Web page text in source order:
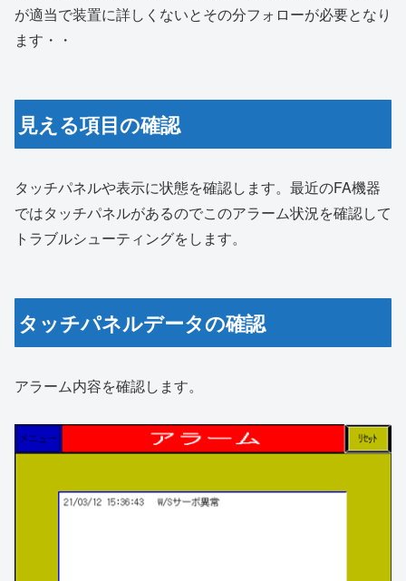
が適当で装置に詳しくないとその分フォローが必要となり
ます・・
見える項目の確認
タッチパネルや表示に状態を確認します。最近のFA機器
ではタッチパネルがあるのでこのアラーム状況を確認して
トラブルシューティングをします。
タッチパネルデータの確認
アラーム内容を確認します。